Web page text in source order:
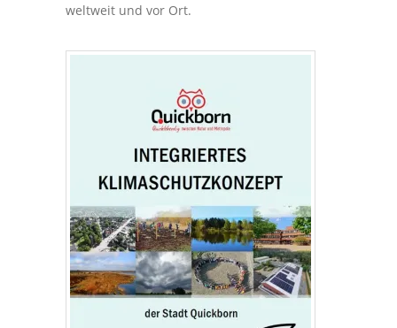
weltweit und vor Ort.